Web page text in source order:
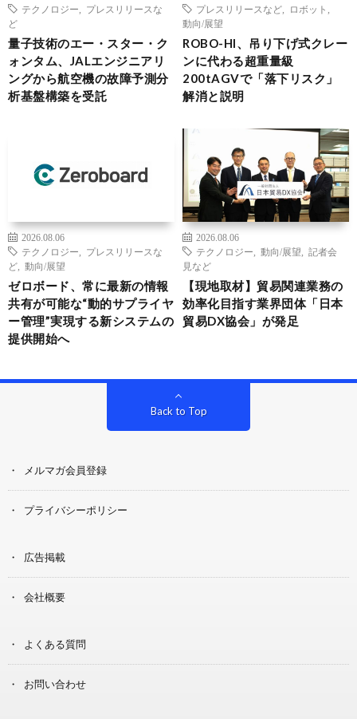
テクノロジー
プレスリリースな
ど
量子技術のエー・スター・ク
ォンタム、JALエンジニアリ
ングから航空機の故障予測分
析基盤構築を受託
プレスリリースなど
ロボット
動向/展望
ROBO-HI、吊り下げ式クレー
ンに代わる超重量級
200tAGVで「落下リスク」
解消と説明
2026.08.06
テクノロジー
プレスリリースな
ど
動向/展望
ゼロボード、常に最新の情報
共有が可能な“動的サプライヤ
ー管理”実現する新システムの
提供開始へ
2026.08.06
テクノロジー
動向/展望
記者会
見など
【現地取材】貿易関連業務の
効率化目指す業界団体「日本
貿易DX協会」が発足
Back to Top
メルマガ会員登録
プライバシーポリシー
広告掲載
会社概要
よくある質問
お問い合わせ